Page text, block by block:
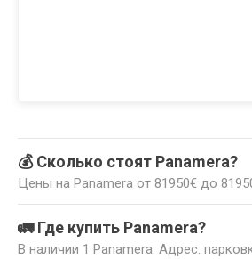
💰 Сколько стоят Panamera?
Цены на Panamera от 81950€ до
🚛 Где купить Panamera?
В наличии 1 Panamera. Адрес: